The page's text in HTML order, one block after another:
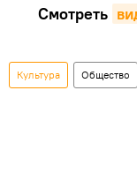
Смотреть
Культура Общество